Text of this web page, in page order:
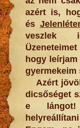
azért is,
és
veszlek
hogy
gyermekeim
Azért
dicsőséget
e lángot!